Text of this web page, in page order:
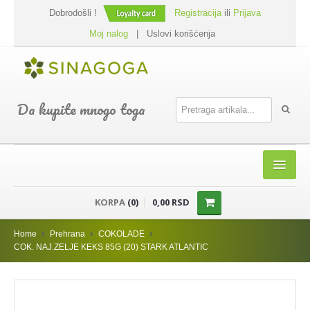
Dobrodošli ! Registracijaili Prijava
Moj nalog
Uslovi korišćenja
Da kupite mnogo toga
SHOP
PREHRANA
KORPA (0) 0,00 RSD
Home Prehrana
COKOLADE
COK. NAJ.ZELJE KEKS 85G (20) STARK ATLANTIC